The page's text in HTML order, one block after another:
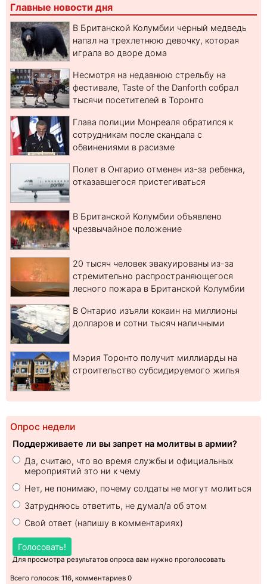
Главные новости дня
В Британской Колумбии черный медведь
напал на трехлетнюю девочку, которая
играла во дворе дома
Несмотря на недавнюю стрельбу на
фестивале, Taste of the Danforth собрал
тысячи посетителей в Торонто
Глава полиции Монреаля обратился к
сотрудникам после скандала с
обвинениями в расизме
Полет в Онтарио отменен из-за ребенка,
отказавшегося пристегиваться
В Британской Колумбии объявлено
чрезвычайное положение
20 тысяч человек эвакуированы из-за
стремительно распространяющегося
лесного пожара в Британской Колумбии
В Онтарио изъяли кокаин на миллионы
долларов и сотни тысяч наличными
Мэрия Торонто получит миллиарды на
строительство субсидируемого жилья
Опрос недели
Поддерживаете ли вы запрет на молитвы в армии?
Да, считаю, что во время службы и официальных
мероприятий это ни к чему
Нет, не понимаю, почему солдаты не могут молиться
Затрудняюсь ответить, не думал/а об этом
Свой ответ (напишу в комментариях)
Голосовать!
Для просмотра результатов опроса вам нужно проголосовать
Всего голосов: 116, комментариев 0